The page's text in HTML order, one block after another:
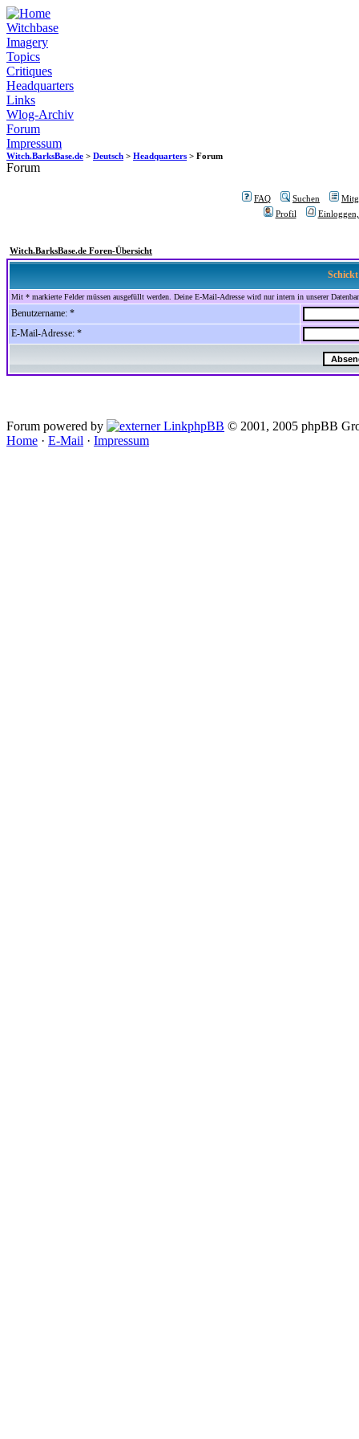
Witchbase
Imagery
Topics
Critiques
Headquarters
Links
Wlog-Archiv
Forum
Impressum
Witch.BarksBase.de > Deutsch > Headquarters > Forum
Forum
FAQ Suchen
Profil
Witch.BarksBase.de Foren-Übersicht
Mit * markierte Felder müssen ausgefüllt werden. Deine E-Mail-Adresse wird nur intern in unserer
Benutzername: *
E-Mail-Adresse: *
Forum powered by phpBB © 2001, 2005 phpBB
Home · E-Mail · Impressum